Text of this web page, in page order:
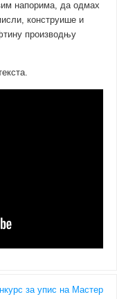
напорима, да одмах
конструише и
производњу
за упис на Мастер